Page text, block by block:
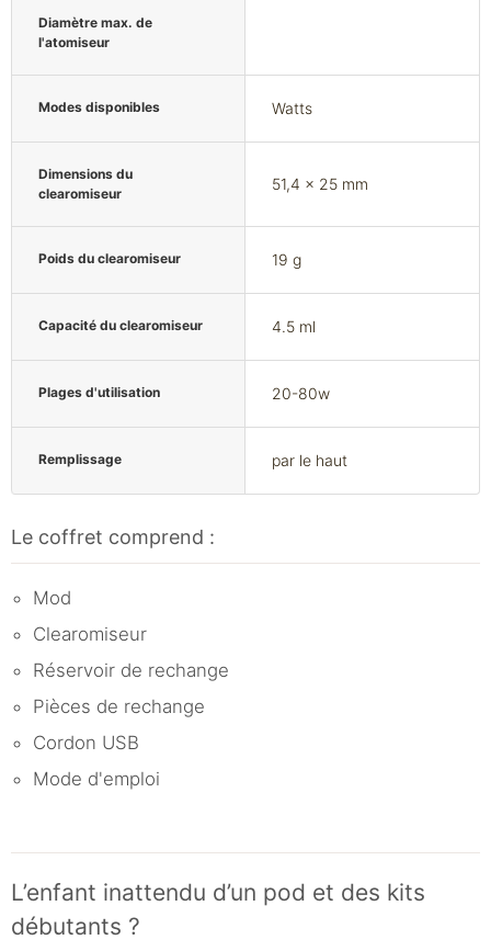
Diamètre max. de
l'atomiseur
Modes disponibles Watts
Dimensions du
clearomiseur
51,4 x 25 mm
Poids du clearomiseur 19 g
Capacité du clearomiseur 4.5 ml
Plages d'utilisation 20-80w
Remplissage par le haut
Le coffret comprend :
Mod
Clearomiseur
Réservoir de rechange
Pièces de rechange
Cordon USB
Mode d'emploi
L’enfant inattendu d’un pod et des kits
débutants ?